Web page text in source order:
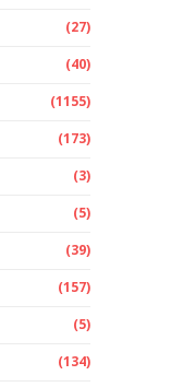
(27)
(40)
(1155)
(173)
(3)
(5)
(39)
(157)
(5)
(134)